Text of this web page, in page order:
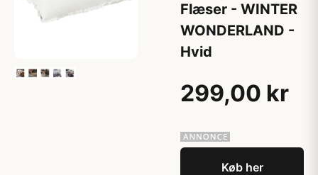
Flæser - WINTER
WONDERLAND -
Hvid
299,00 kr
Køb her